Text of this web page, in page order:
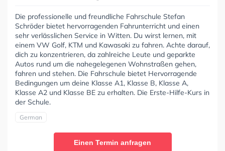
Die professionelle und freundliche Fahrschule Stefan
Schröder bietet hervorragenden Fahrunterricht und einen
sehr verlässlichen Service in Witten. Du wirst lernen, mit
einem VW Golf, KTM und Kawasaki zu fahren. Achte darauf,
dich zu konzentrieren, da zahlreiche Leute und geparkte
Autos rund um die nahegelegenen Wohnstraßen gehen,
fahren und stehen. Die Fahrschule bietet Hervorragende
Bedingungen um deine Klasse A1, Klasse B, Klasse A,
Klasse A2 und Klasse BE zu erhalten. Die Erste-Hilfe-Kurs in
der Schule.
German
Einen Termin anfragen